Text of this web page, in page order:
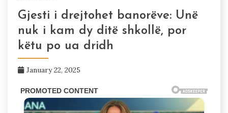
Gjesti i drejtohet banorëve: Unë
nuk i kam dy ditë shkollë, por
këtu po ua dridh
January 22, 2025